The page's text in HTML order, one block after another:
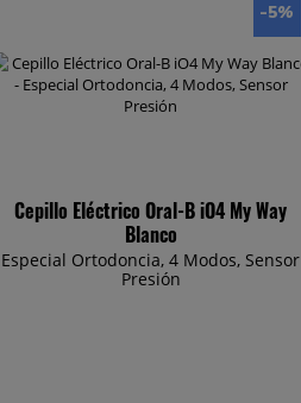
-5%
Cepillo Eléctrico Oral-B iO4 My Way
Blanco
Especial Ortodoncia, 4 Modos, Sensor
Presión